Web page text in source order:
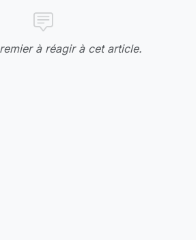
à réagir à cet article.